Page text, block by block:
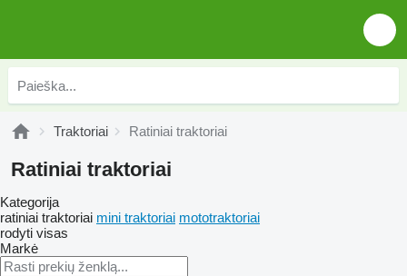
Traktoriai Ratiniai traktoriai
Ratiniai traktoriai
Kategorija
ratiniai traktoriai mini traktoriai mototraktoriai
rodyti visas
Markė